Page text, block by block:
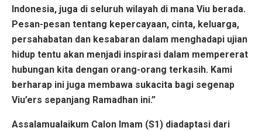
Indonesia, juga di seluruh wilayah di mana Viu berada.
Pesan-pesan tentang kepercayaan, cinta, keluarga,
persahabatan dan kesabaran dalam menghadapi ujian
hidup tentu akan menjadi inspirasi dalam mempererat
hubungan kita dengan orang-orang terkasih. Kami
berharap ini juga membawa sukacita bagi segenap
Viu’ers sepanjang Ramadhan ini.”
Assalamualaikum Calon Imam (S1) diadaptasi dari